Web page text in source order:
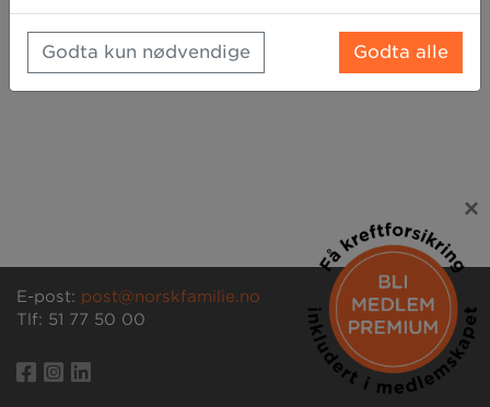
E-post: post@norskfamilie.no
Tlf: 51 77 50 00
×
Godta kun nødvendige Godta alle